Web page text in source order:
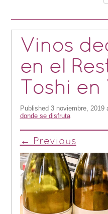
Vinos
en el
Toshi
Published 3 noviembre, 2019
donde se disfruta
← Previous